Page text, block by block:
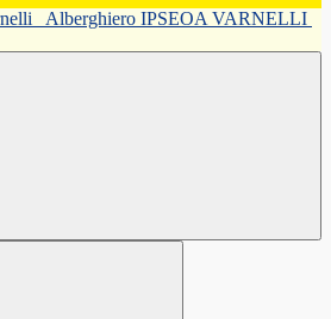
Alberghiero IPSEOA VARNELLI